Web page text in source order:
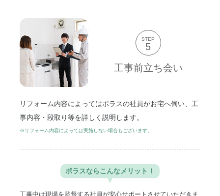
STEP
5
工事前立ち会い
リフォーム内容によってはポラスの社員がお宅へ伺い、工
事内容・段取り等を詳しく説明します。
※リフォーム内容によっては実施しない場合もございます。
ポラスならこんなメリット！
工事中は現場を監督する社員が安心サポートさせていただきま